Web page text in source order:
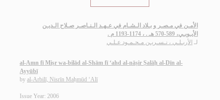
الأمـن في مـصـر و بـلاد الـشـام في عـهـد الـنـاصـر صـلاح الـديـن
الأيـوبـي، 589-570 هـ . ، 1174-1193 م .
لـ الأربـلـي ، نـسـريـن مـحـمـود عـلـي
al-Amn fī Miṣr wa-bilād al-Shām fī ‘ahd al-nāṣir Ṣalāḥ al-Dīn al-
Ayyūbī
by al-Arbilī, Nisrīn Maḥmūd ‘Alī
Issue Year: 2006